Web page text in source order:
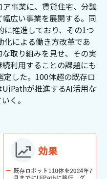
事業に、賃貸住宅、分譲
広い事業を展開する。同
に推進しており、その1つ
による働き方改革であ
取り組みを見せ、その実
利用することの課題にも
した。100体超の既存ロ
が推進するAI活用な
く。